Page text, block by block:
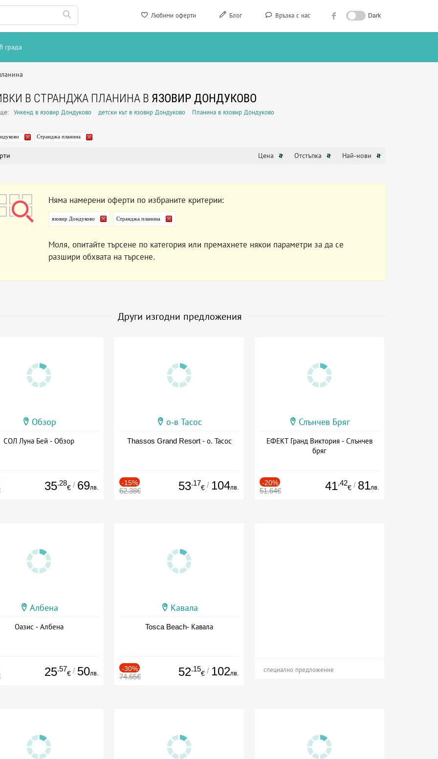
Любими оферти Блог Връзка с нас Dark
В града
В СТРАНДЖА ПЛАНИНА В ЯЗОВИР ДОНДУКОВО
Уикенд в язовир Дондуково детски кът в язовир Дондуково Планина в язовир Дондуково
Странджа планина
Цена Отстъпка Най-нови
Няма намерени оферти по избраните критерии:
язовир Дондуково Странджа планина
Моля, опитайте търсене по категория или премахнете някои параметри за да се
разшири обхвата на търсене.
Други изгодни предложения
Обзор
СОЛ Луна Бей - Обзор
35.28
€ / 69лв.
о-в Тасос
Thassos Grand Resort - о. Тасос
-15%
62.38€ 53.17
€ / 104лв.
Слънчев Бряг
ЕФЕКТ Гранд Виктория - Слънчев
бряг
-20%
51.64€ 41.42
€ / 81лв.
Албена
Оазис - Албена
25.57
€ / 50лв.
Кавала
Tosca Beach- Кавала
-30%
74.65€ 52.15
€ / 102лв. специално предложение